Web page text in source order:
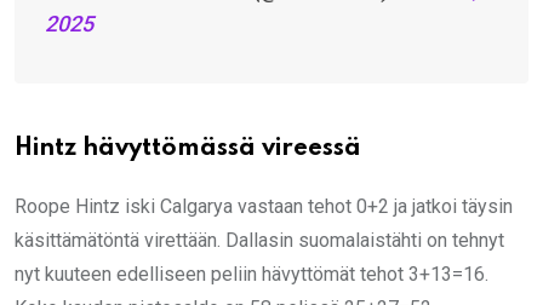
2025
Hintz hävyttömässä vireessä
Roope Hintz iski Calgarya vastaan tehot 0+2 ja jatkoi täysin
käsittämätöntä virettään. Dallasin suomalaistähti on tehnyt
nyt kuuteen edelliseen peliin hävyttömät tehot 3+13=16.